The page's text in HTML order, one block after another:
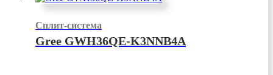
Сплит-система
Gree GWH36QE-K3NNB4A